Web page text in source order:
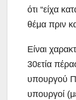
ότι “είχα
θέμα πριν
Είναι
30ετία
υπουργού
υπουργοί